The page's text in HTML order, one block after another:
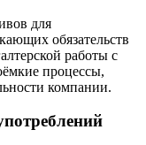
для
обязательств
работы с
процессы,
компании.